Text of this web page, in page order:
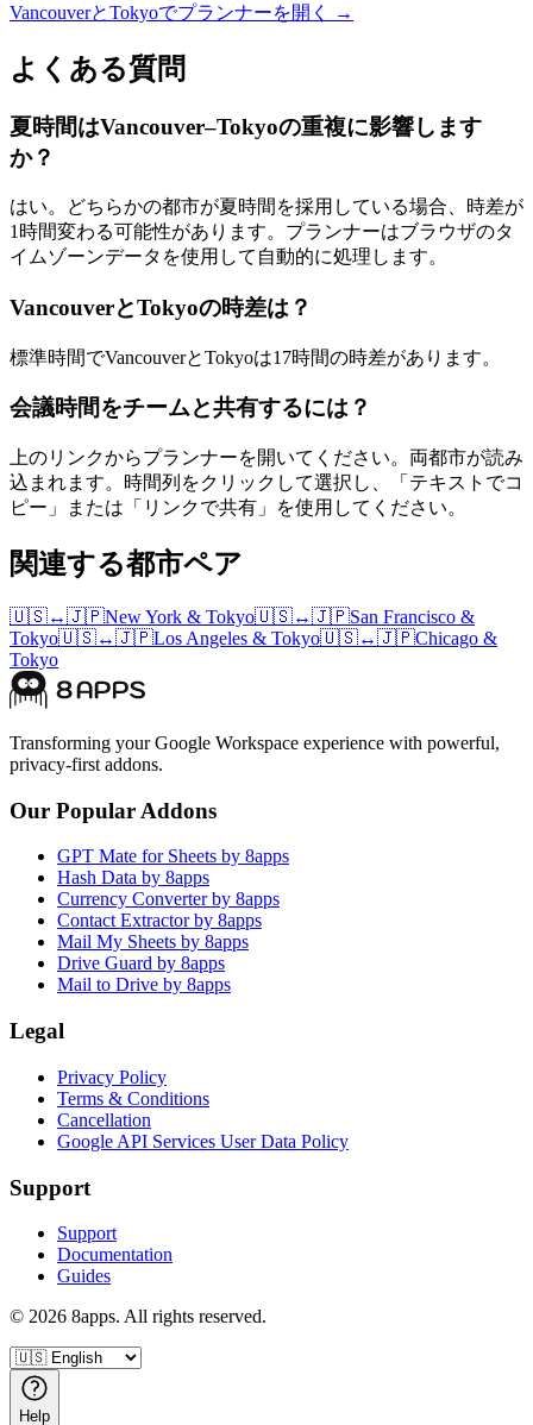
VancouverとTokyoでプランナーを開く →
よくある質問
夏時間はVancouver–Tokyoの重複に影響します
か？
はい。どちらかの都市が夏時間を採用している場合、時差が
1時間変わる可能性があります。プランナーはブラウザのタ
イムゾーンデータを使用して自動的に処理します。
VancouverとTokyoの時差は？
標準時間でVancouverとTokyoは17時間の時差があります。
会議時間をチームと共有するには？
上のリンクからプランナーを開いてください。両都市が読み
込まれます。時間列をクリックして選択し、「テキストでコ
ピー」または「リンクで共有」を使用してください。
関連する都市ペア
🇺🇸↔🇯🇵New York & Tokyo🇺🇸↔🇯🇵San Francisco &
Tokyo🇺🇸↔🇯🇵Los Angeles & Tokyo🇺🇸↔🇯🇵Chicago &
Tokyo
Transforming your Google Workspace experience with powerful,
privacy-first addons.
Our Popular Addons
GPT Mate for Sheets by 8apps
Hash Data by 8apps
Currency Converter by 8apps
Contact Extractor by 8apps
Mail My Sheets by 8apps
Drive Guard by 8apps
Mail to Drive by 8apps
Legal
Privacy Policy
Terms & Conditions
Cancellation
Google API Services User Data Policy
Support
Support
Documentation
Guides
© 2026 8apps. All rights reserved.
Help